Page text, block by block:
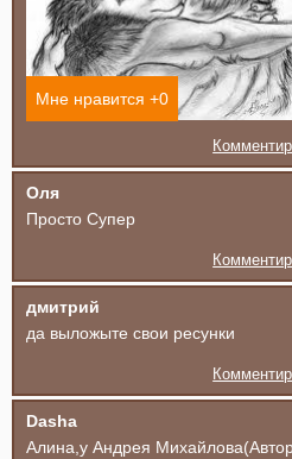
Мне нравится +0
Оля
Просто Супер
дмитрий
да выложыте свои ресунки
Dasha
Алина,у Андрея